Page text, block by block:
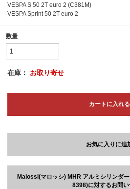
VESPA S 50 2T euro 2 (C381M)
VESPA Sprint 50 2T euro 2
数量
在庫： お取り寄せ
カートに入れる
お気に入りに追
Malossi(マロッシ) MHR アルミシリンダ
8398)に対するお問